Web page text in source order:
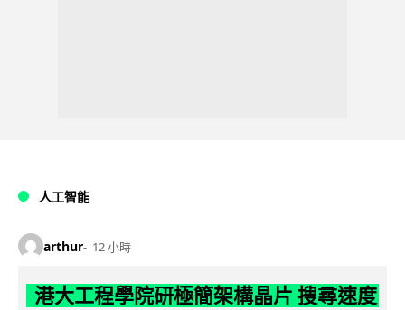
人工智能
arthur 12 小時
港大工程學院研極簡架構晶片 搜尋速度